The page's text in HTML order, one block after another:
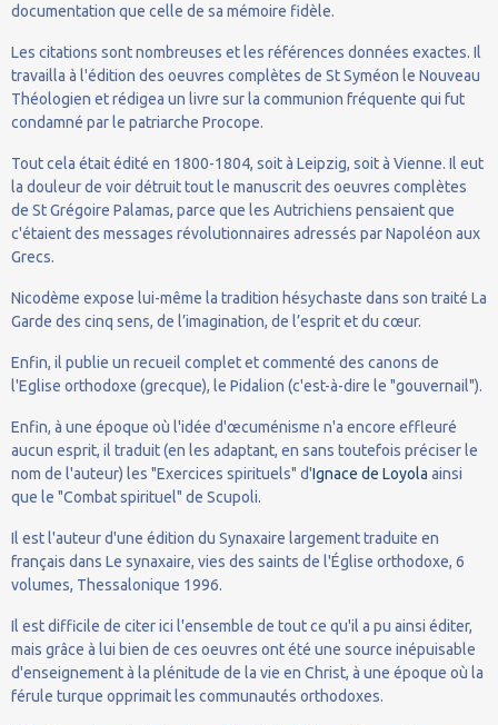
documentation que celle de sa mémoire fidèle.
Les citations sont nombreuses et les références données exactes. Il
travailla à l'édition des oeuvres complètes de St Syméon le Nouveau
Théologien et rédigea un livre sur la communion fréquente qui fut
condamné par le patriarche Procope.
Tout cela était édité en 1800-1804, soit à Leipzig, soit à Vienne. Il eut
la douleur de voir détruit tout le manuscrit des oeuvres complètes
de St Grégoire Palamas, parce que les Autrichiens pensaient que
c'étaient des messages révolutionnaires adressés par Napoléon aux
Grecs.
Nicodème expose lui-même la tradition hésychaste dans son traité La
Garde des cinq sens, de l’imagination, de l’esprit et du cœur.
Enfin, il publie un recueil complet et commenté des canons de
l'Eglise orthodoxe (grecque), le Pidalion (c'est-à-dire le "gouvernail").
Enfin, à une époque où l'idée d'œcuménisme n'a encore effleuré
aucun esprit, il traduit (en les adaptant, en sans toutefois préciser le
nom de l'auteur) les "Exercices spirituels" d'Ignace de Loyola ainsi
que le "Combat spirituel" de Scupoli.
Il est l'auteur d'une édition du Synaxaire largement traduite en
français dans Le synaxaire, vies des saints de l'Église orthodoxe, 6
volumes, Thessalonique 1996.
Il est difficile de citer ici l'ensemble de tout ce qu'il a pu ainsi éditer,
mais grâce à lui bien de ces oeuvres ont été une source inépuisable
d'enseignement à la plénitude de la vie en Christ, à une époque où la
férule turque opprimait les communautés orthodoxes.